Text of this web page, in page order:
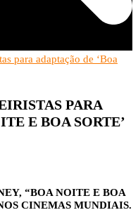
para adaptação de ‘Boa
PARA
E BOA SORTE’
“BOA NOITE E BOA
CINEMAS MUNDIAIS.